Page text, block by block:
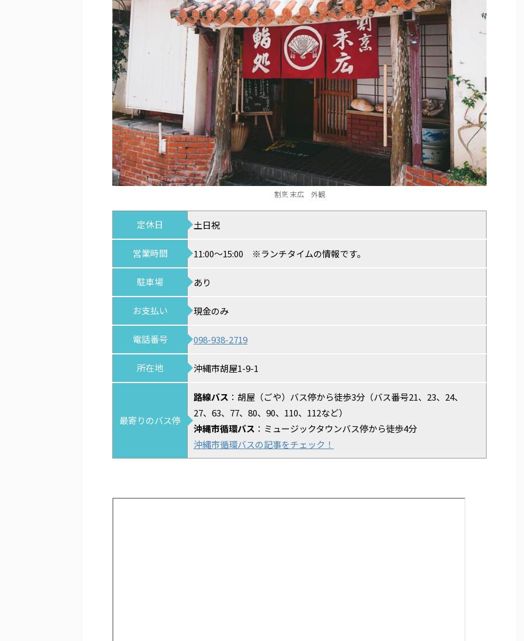
割烹 末広 外観
定休日 土日祝
営業時間 11:00～15:00 ※ランチタイムの情報です。
駐車場 あり
お支払い 現金のみ
電話番号 098-938-2719
所在地 沖縄市胡屋1-9-1
最寄りのバス停
路線バス ：胡屋（ごや）バス停から徒歩3分（バス番号21、23、24、
27、63、77、80、90、110、112など）
沖縄市循環バス ：ミュージックタウンバス停から徒歩4分
沖縄市循環バスの記事をチェック！